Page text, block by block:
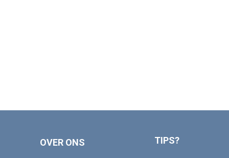
OVER ONS TIPS?